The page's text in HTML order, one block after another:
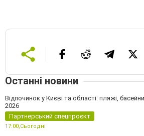
Останні новини
Відпочинок у Києві та області: пляжі,
2026
Партнерський спецпроєкт
17:00,Сьогодні